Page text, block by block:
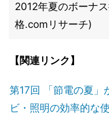
2012年夏のボーナ
格.comリサーチ)
【関連リンク】
第17回 「節電の夏」
ビ・照明の効率的な